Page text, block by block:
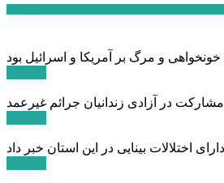
در آزادی زندانیان جرائم غیرعمد